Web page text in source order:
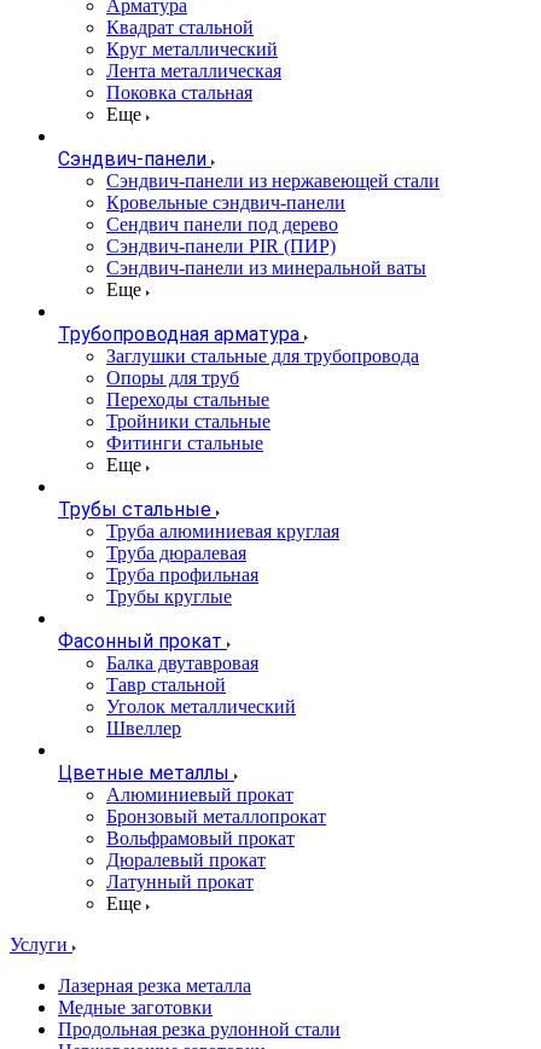
Арматура
Квадрат стальной
Круг металлический
Лента металлическая
Поковка стальная
Еще
Сэндвич-панели
Cэндвич-панели из нержавеющей стали
Кровельные сэндвич-панели
Сендвич панели под дерево
Сэндвич-панели PIR (ПИР)
Сэндвич-панели из минеральной ваты
Еще
Трубопроводная арматура
Заглушки стальные для трубопровода
Опоры для труб
Переходы стальные
Тройники стальные
Фитинги стальные
Еще
Трубы стальные
Труба алюминиевая круглая
Труба дюралевая
Труба профильная
Трубы круглые
Фасонный прокат
Балка двутавровая
Тавр стальной
Уголок металлический
Швеллер
Цветные металлы
Алюминиевый прокат
Бронзовый металлопрокат
Вольфрамовый прокат
Дюралевый прокат
Латунный прокат
Еще
Услуги
Лазерная резка металла
Медные заготовки
Продольная резка рулонной стали